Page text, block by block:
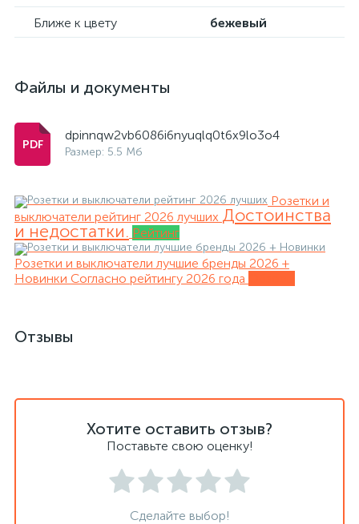
Ближе к цвету бежевый
Файлы и документы
dpinnqw2vb6086i6nyuqlq0t6x9lo3o4
Размер: 5.5 Мб
Розетки и
выключатели рейтинг 2026 лучших Достоинства
и недостатки. Рейтинг
Розетки и выключатели лучшие бренды 2026 +
Новинки Согласно рейтингу 2026 года
Отзывы
Хотите оставить отзыв?
Поставьте свою оценку!
Сделайте выбор!